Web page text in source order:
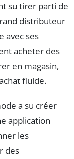
su tirer parti de
distributeur
avec ses
acheter des
en magasin,
fluide.
a su créer
application
les
des